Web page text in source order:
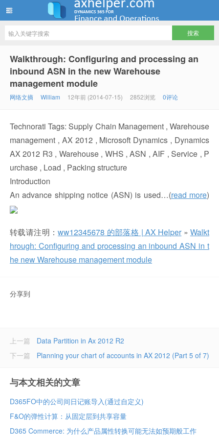
Walkthrough: Configuring and processing an
inbound ASN in the new Warehouse
management module
网络文摘 William 12年前 (2014-07-15) 2852浏览 0评论
Technorati Tags: Supply Chain Management , Warehouse
management , AX 2012 , Microsoft Dynamics , Dynamics
AX 2012 R3 , Warehouse , WHS , ASN , AIF , Service , P
urchase , Load , Packing structure
Introduction
An advance shipping notice (ASN) is used…(read more)
转载请注明：ww12345678 的部落格 | AX Helper » Walkt
hrough: Configuring and processing an inbound ASN in t
he new Warehouse management module
分享到
上一篇
Data Partition in Ax 2012 R2
Planning your chart of accounts in AX 2012 (Part 5 of 7)
下一篇
与本文相关的文章
D365FO中的公司间日记账导入(通过自定义)
F&O的弹性计算：从固定层到共享容量
D365 Commerce: 为什么产品属性转换可能无法如预期般工作